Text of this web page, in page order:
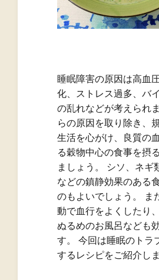
睡眠障害の原因は高血
化、ストレス過多、バ
の乱れなどが考えられ
らの原因を取り除き、
生活を心がけ、良質の
る穀物中心の食事を摂
ましょう。 シソ、ネギ
などの鎮静効果のある
のもよいでしょう。 ま
動で血行をよくしたり
ぬるめのお風呂なども
す。 今回は睡眠のトラ
するレシピをご紹介しま